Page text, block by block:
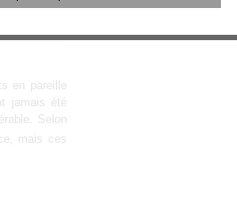
en pareille
jamais été
Selon
mais ces